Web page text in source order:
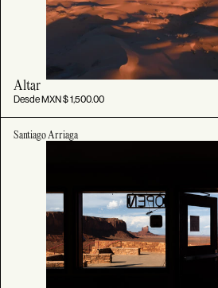
Altar
Desde MXN $ 1,500.00
Santiago Arriaga